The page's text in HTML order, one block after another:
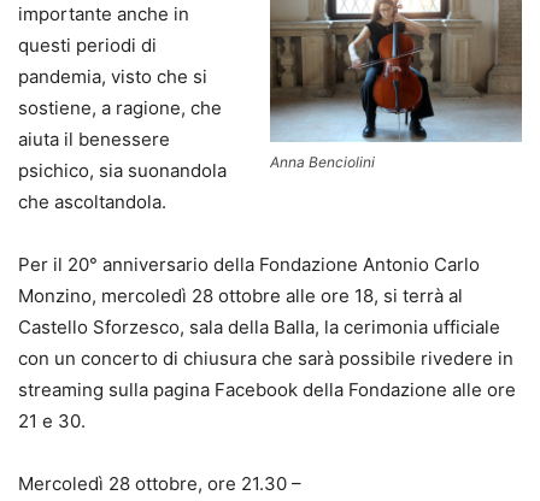
Anna Benciolini
importante anche in
questi periodi di
pandemia, visto che si
sostiene, a ragione, che
aiuta il benessere
psichico, sia suonandola
che ascoltandola.
Per il 20° anniversario della Fondazione Antonio Carlo
Monzino, mercoledì 28 ottobre alle ore 18, si terrà al
Castello Sforzesco, sala della Balla, la cerimonia ufficiale
con un concerto di chiusura che sarà possibile rivedere in
streaming sulla pagina Facebook della Fondazione alle ore
21 e 30.
Mercoledì 28 ottobre, ore 21.30 –